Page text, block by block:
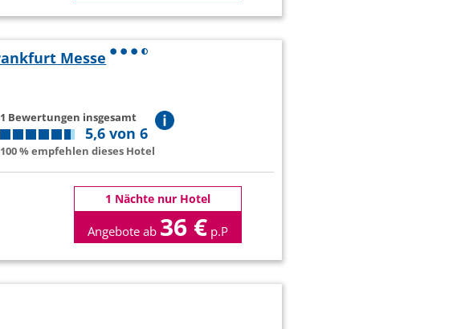
Messe
1 Bewertungen insgesamt
5,6 von 6
100 % empfehlen dieses Hotel
1 Nächte nur Hotel
Angebote ab 36 € p.P